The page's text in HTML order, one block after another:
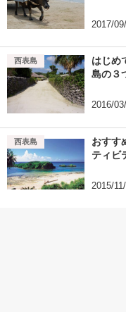
2017/
はじめ
島の３
2016/
小浜島
竹富島
西表島
おすす
ティビ
2015/
西表島